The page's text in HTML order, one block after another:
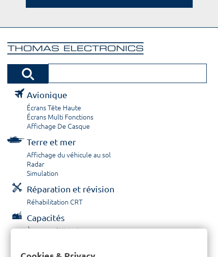
Avionique
Écrans Tête Haute
Écrans Multi Fonctions
Affichage De Casque
Terre et mer
Affichage du véhicule au sol
Radar
Simulation
Réparation et révision
Réhabilitation CRT
Capacités
À propos / Historique